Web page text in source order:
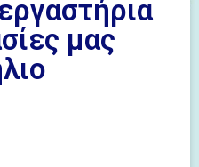
μας